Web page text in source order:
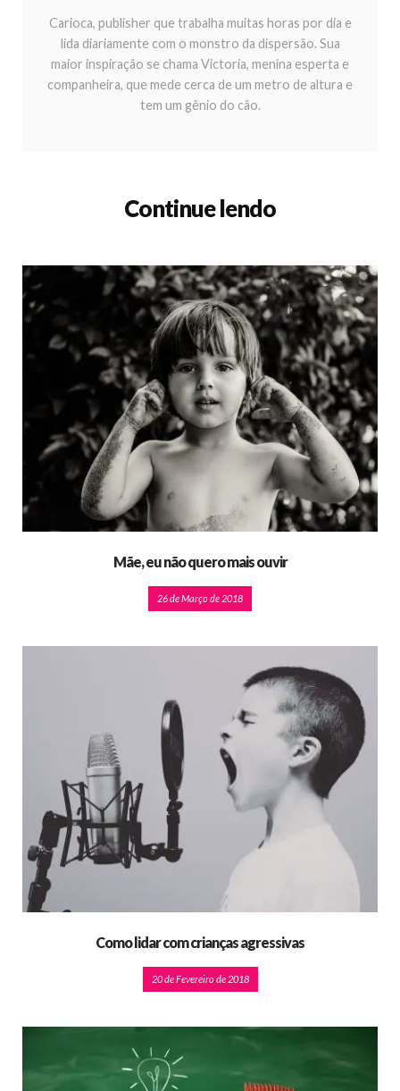
Carioca, publisher que trabalha muitas horas por dia e
lida diariamente com o monstro da dispersão. Sua
maior inspiração se chama Victoria, menina esperta e
companheira, que mede cerca de um metro de altura e
tem um gênio do cão.
Continue lendo
Mãe, eu não quero mais ouvir
26 de Março de 2018
Como lidar com crianças agressivas
20 de Fevereiro de 2018